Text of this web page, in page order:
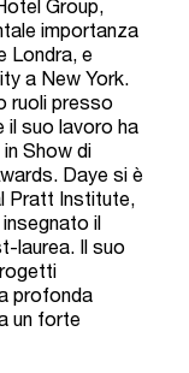
Group,
importanza
Londra, e
a New York.
ruoli presso
il suo lavoro ha
Show di
Daye si è
Pratt Institute,
il
laurea. Il suo
profonda
un forte